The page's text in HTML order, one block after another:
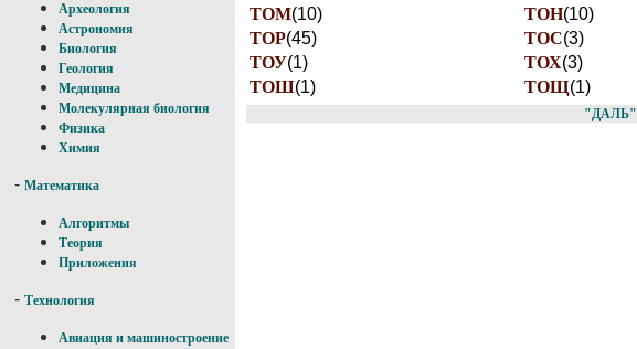
Археология
Астрономия
Биология
Геология
Медицина
Молекулярная биология
Физика
Химия
- Математика
Алгоритмы
Теория
Приложения
- Технология
Авиация и машиностроение
ТОМ(10) ТОН(10)
ТОР(45) ТОС(3)
ТОУ(1) ТОХ(3)
ТОШ(1) ТОЩ(1)
"ДАЛЬ"